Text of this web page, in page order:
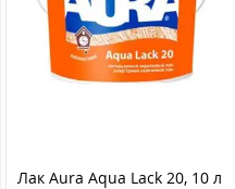
Лак Aura Aqua Lack 20, 10 л